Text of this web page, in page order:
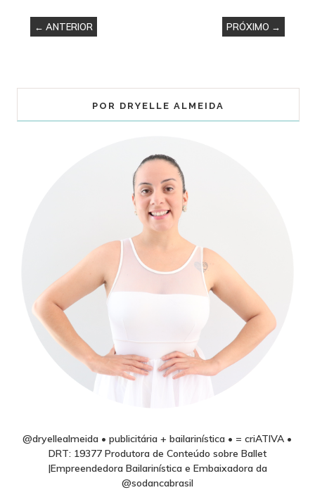
← ANTERIOR PRÓXIMO →
POR DRYELLE ALMEIDA
@dryellealmeida • publicitária + bailarinística • = criATIVA •
DRT: 19377 Produtora de Conteúdo sobre Ballet
|Empreendedora Bailarinística e Embaixadora da
@sodancabrasil